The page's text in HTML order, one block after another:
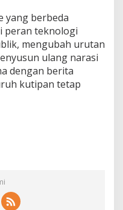
yang berbeda
peran teknologi
mengubah urutan
ulang narasi
dengan berita
kutipan tetap